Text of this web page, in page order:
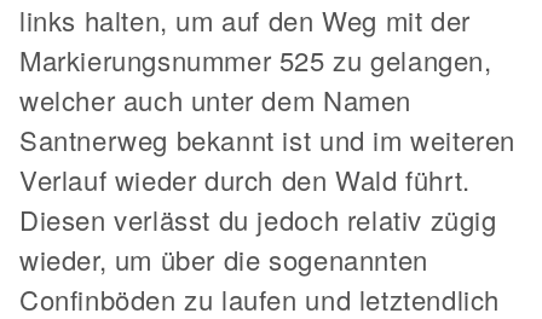
links halten, um auf den Weg mit der
Markierungsnummer 525 zu gelangen,
welcher auch unter dem Namen
Santnerweg bekannt ist und im weiteren
Verlauf wieder durch den Wald führt.
Diesen verlässt du jedoch relativ zügig
wieder, um über die sogenannten
Confinböden zu laufen und letztendlich